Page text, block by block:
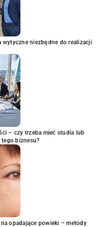
wytyczne niezbędne do realizacji
– czy trzeba mieć studia lub
tego biznesu?
opadające powieki – metody